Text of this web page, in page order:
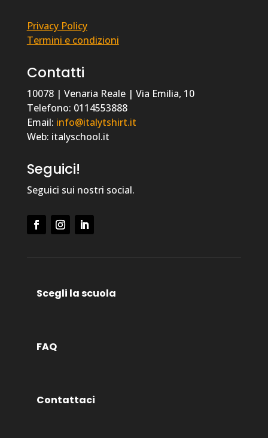
Privacy Policy
Termini e condizioni
Contatti
10078 | Venaria Reale | Via Emilia, 10
Telefono: 0114553888
Email: info@italytshirt.it
Web: italyschool.it
Seguici!
Seguici sui nostri social.
Scegli la scuola
FAQ
Contattaci